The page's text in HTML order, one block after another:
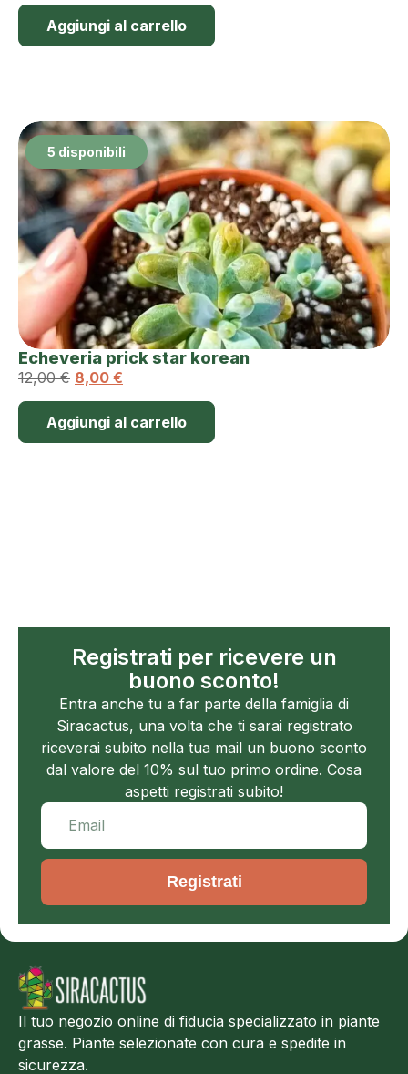
Aggiungi al carrello
5 disponibili
Echeveria prick star korean
12,00€ 8,00 €
Aggiungi al carrello
Registrati per ricevere un
buono sconto!
Entra anche tu a far parte della famiglia di
Siracactus, una volta che ti sarai registrato
riceverai subito nella tua mail un buono sconto
dal valore del 10% sul tuo primo ordine. Cosa
aspetti registrati subito!
Registrati
Il tuo negozio online di fiducia specializzato in piante
grasse. Piante selezionate con cura e spedite in
sicurezza.